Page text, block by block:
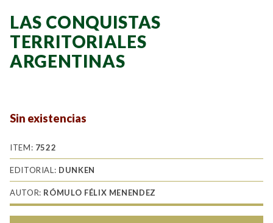
LAS CONQUISTAS
TERRITORIALES
ARGENTINAS
Sin existencias
ITEM: 7522
EDITORIAL: DUNKEN
AUTOR: RÓMULO FÉLIX MENENDEZ